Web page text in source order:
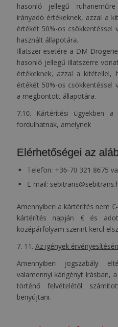
hasonló jellegű
irányadó értékeknek, azzal a
értékét 50%-os csökkentéssel
használt állapotára.
Illatszer esetére a DM
hasonló jellegű illatszerre
értékeknek, azzal a kitétellel,
értékét 50%-os csökkentéssel
a megbontott állapotára.
7.10. Kártérítési ügyekben a
fordulhatnak, amelynek
Elérhetőségei az
Telefon: +36-70 321 8675
E-mail:
Amennyiben a kártérítés nem
kártérítés napján € és
középárfolyam szerint kerül
7. 11. Az igények
Amennyiben jogszabály
valamennyi kárigényt írásban,
történő felvételétől
benyújtani.